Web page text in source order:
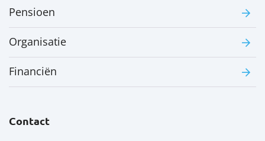
Pensioen
Organisatie
Financiën
Contact